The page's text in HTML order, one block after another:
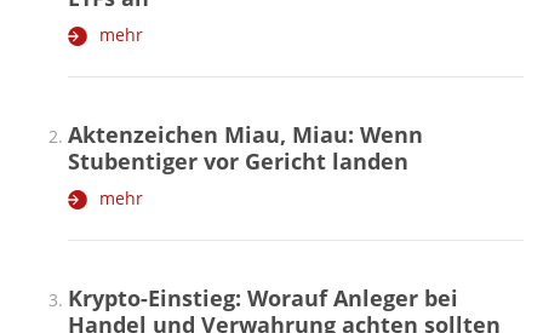
mehr
Aktenzeichen Miau, Miau: Wenn
Stubentiger vor Gericht landen
mehr
Krypto-Einstieg: Worauf Anleger bei
Handel und Verwahrung achten sollten